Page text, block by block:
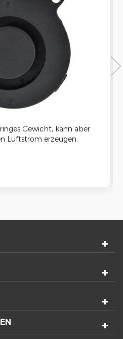
Gewicht, kann aber
Luftstrom erzeugen.